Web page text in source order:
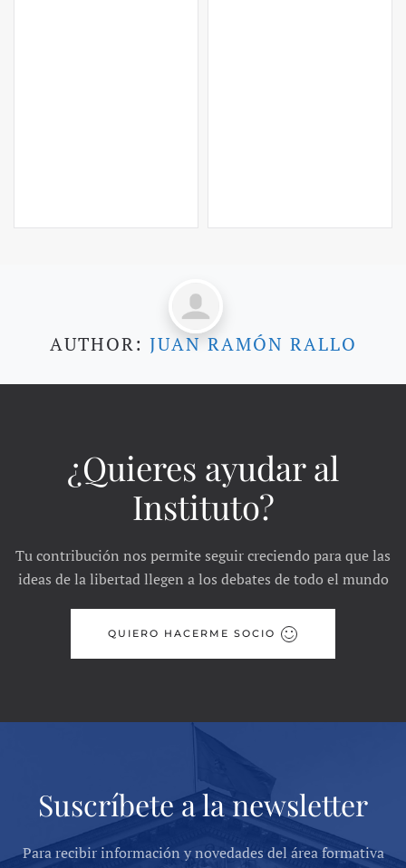
AUTHOR: JUAN RAMÓN RALLO
¿Quieres ayudar al
Instituto?
Tu contribución nos permite seguir creciendo para que las
ideas de la libertad llegen a los debates de todo el mundo
QUIERO HACERME SOCIO
Suscríbete a la newsletter
Para recibir información y novedades del área formativa